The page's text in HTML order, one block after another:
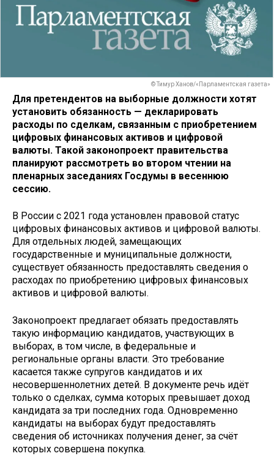
© Тимур Ханов/«Парламентская газета»
Для претендентов на выборные должности хотят
установить обязанность — декларировать
расходы по сделкам, связанным с приобретением
цифровых финансовых активов и цифровой
валюты. Такой законопроект правительства
планируют рассмотреть во втором чтении на
пленарных заседаниях Госдумы в весеннюю
сессию.
В России с 2021 года установлен правовой статус
цифровых финансовых активов и цифровой валюты.
Для отдельных людей, замещающих
государственные и муниципальные должности,
существует обязанность предоставлять сведения о
расходах по приобретению цифровых финансовых
активов и цифровой валюты.
Законопроект предлагает обязать предоставлять
такую информацию кандидатов, участвующих в
выборах, в том числе, в федеральные и
региональные органы власти. Это требование
касается также супругов кандидатов и их
несовершеннолетних детей. В документе речь идёт
только о сделках, сумма которых превышает доход
кандидата за три последних года. Одновременно
кандидаты на выборах будут предоставлять
сведения об источниках получения денег, за счёт
которых совершена покупка.